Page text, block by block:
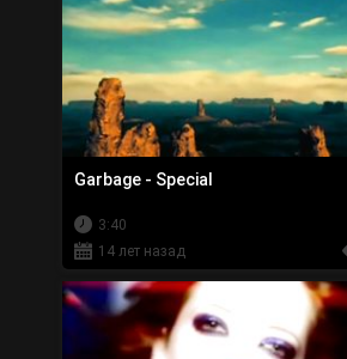
Garbage - Special
3:40
14 лет назад